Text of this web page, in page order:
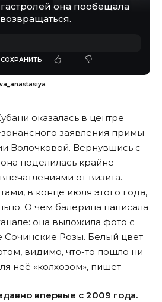
она пообещала
оказалась в центре
заявления примы-
Волочковой. Вернувшись с
поделилась крайне
от визита.
в конце июля этого года,
О чём балерина написала
она выложила фото с
Розы. Белый цвет
видимо, что-то пошло ни
неё «колхозом», пишет
впервые с 2009 года.